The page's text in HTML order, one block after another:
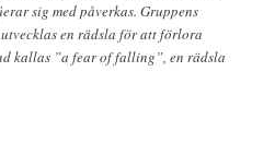
sig med påverkas. Gruppens
en rädsla för att förlora
kallas ”a fear of falling”, en rädsla